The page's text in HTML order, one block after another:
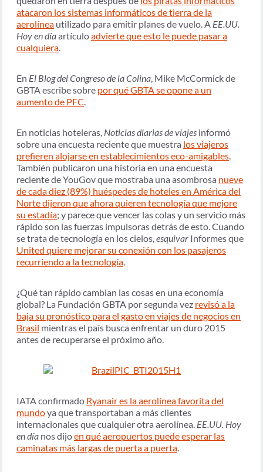
atacaron los sistemas informáticos de tierra de la
aerolínea utilizado para emitir planes de vuelo. A EE.UU.
Hoy en díaartículoadvierte que esto le puede pasar a
cualquiera.
En El Blog del Congreso de la Colina, Mike McCormick de
GBTA escribe sobre por qué GBTA se opone a un
aumento de PFC.
En noticias hoteleras, Noticias diarias de viajes informó
sobre una encuesta reciente que muestra los viajeros
prefieren alojarse en establecimientos eco-amigables.
También publicaron una historia en una encuesta
reciente de YouGov que mostraba una asombrosa nueve
de cada diez (89%) huéspedes de hoteles en América del
Norte dijeron que ahora quieren tecnología que mejore
su estadía; y parece que vencer las colas y un servicio más
rápido son las fuerzas impulsoras detrás de esto. Cuando
se trata de tecnología en los cielos,esquivar Informes que
United quiere mejorar su conexión con los pasajeros
recurriendo a la tecnología.
¿Qué tan rápido cambian las cosas en una economía
global? La Fundación GBTA por segunda vez revisó a la
baja su pronóstico para el gasto en viajes de negocios en
Brasil mientras el país busca enfrentar un duro 2015
antes de recuperarse el próximo año.
IATA confirmado Ryanair es la aerolínea favorita del
mundoya que transportaban a más clientes
internacionales que cualquier otra aerolínea. EE.UU. Hoy
en día nos dijoen qué aeropuertos puede esperar las
caminatas más largas de puerta a puerta.